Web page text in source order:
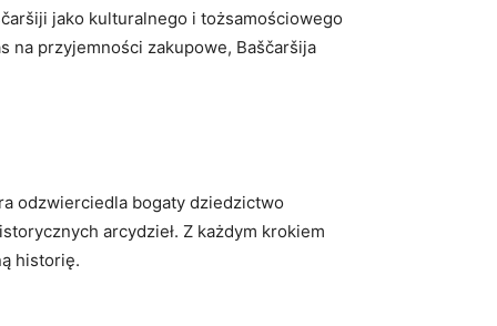
jako kulturalnego ‌i tożsamościowego
na przyjemności ⁢zakupowe,⁢ Baščaršija
odzwierciedla bogaty dziedzictwo
arcydzieł. Z każdym krokiem
historię.